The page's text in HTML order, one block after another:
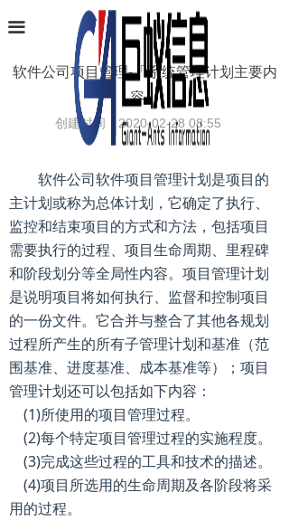
끀
首页
业务范围
条码识别
新闻中心
关于巨蚁
联系我们
软件公司项目管理-「系统管理计划主要内
容」
创建时间： 2020-02-28 08:55
软件公司软件项目管理计划是项目的
主计划或称为总体计划，它确定了执行、
监控和结束项目的方式和方法，包括项目
需要执行的过程、项目生命周期、里程碑
和阶段划分等全局性内容。项目管理计划
是说明项目将如何执行、监督和控制项目
的一份文件。它合并与整合了其他各规划
过程所产生的所有子管理计划和基准（范
围基准、进度基准、成本基准等）；项目
管理计划还可以包括如下内容：
(1)所使用的项目管理过程。
(2)每个特定项目管理过程的实施程度。
(3)完成这些过程的工具和技术的描述。
(4)项目所选用的生命周期及各阶段将采
用的过程。